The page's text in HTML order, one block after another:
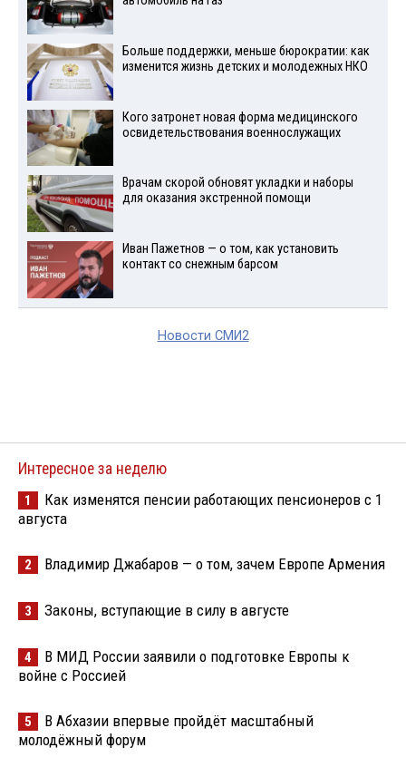
Больше поддержки, меньше бюрократии: как
изменится жизнь детских и молодежных НКО
Кого затронет новая форма медицинского
освидетельствования военнослужащих
Врачам скорой обновят укладки и наборы
для оказания экстренной помощи
Иван Пажетнов — о том, как установить
контакт со снежным барсом
Новости СМИ2
Интересное за неделю
1
Как изменятся пенсии работающих пенсионеров с 1
августа
2 Владимир Джабаров — о том, зачем Европе Армения
3 Законы, вступающие в силу в августе
4
В МИД России заявили о подготовке Европы к
войне с Россией
5
В Абхазии впервые пройдёт масштабный
молодёжный форум